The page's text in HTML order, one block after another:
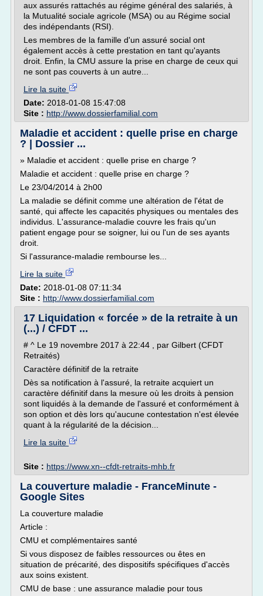
aux assurés rattachés au régime général des salariés, à
la Mutualité sociale agricole (MSA) ou au Régime social
des indépendants (RSI).
Les membres de la famille d'un assuré social ont
également accès à cette prestation en tant qu'ayants
droit. Enfin, la CMU assure la prise en charge de ceux qui
ne sont pas couverts à un autre...
Lire la suite
Date: 2018-01-08 15:47:08
Site : http://www.dossierfamilial.com
Maladie et accident : quelle prise en charge
? | Dossier ...
» Maladie et accident : quelle prise en charge ?
Maladie et accident : quelle prise en charge ?
Le 23/04/2014 à 2h00
La maladie se définit comme une altération de l'état de
santé, qui affecte les capacités physiques ou mentales des
individus. L'assurance-maladie couvre les frais qu'un
patient engage pour se soigner, lui ou l'un de ses ayants
droit.
Si l'assurance-maladie rembourse les...
Lire la suite
Date: 2018-01-08 07:11:34
Site : http://www.dossierfamilial.com
17 Liquidation « forcée » de la retraite à un
(...) / CFDT ...
# ^ Le 19 novembre 2017 à 22:44 , par Gilbert (CFDT
Retraités)
Caractère définitif de la retraite
Dès sa notification à l'assuré, la retraite acquiert un
caractère définitif dans la mesure où les droits à pension
sont liquidés à la demande de l'assuré et conformément à
son option et dès lors qu'aucune contestation n'est élevée
quant à la régularité de la décision...
Lire la suite
Site : https://www.xn--cfdt-retraits-mhb.fr
La couverture maladie - FranceMinute -
Google Sites
La couverture maladie
Article :
CMU et complémentaires santé
Si vous disposez de faibles ressources ou êtes en
situation de précarité, des dispositifs spécifiques d'accès
aux soins existent.
CMU de base : une assurance maladie pour tous